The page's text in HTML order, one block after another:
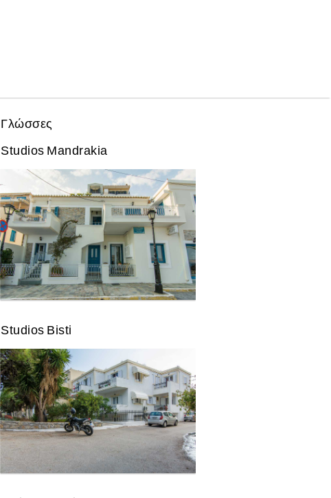
Γλώσσες
Studios Mandrakia
Studios Bisti